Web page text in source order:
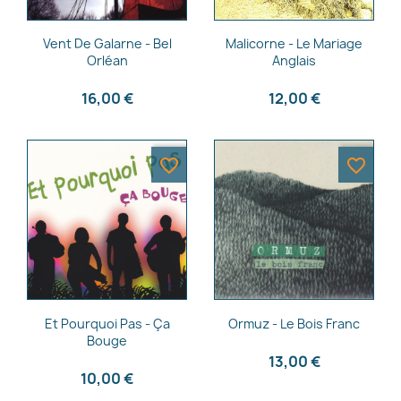
Aperçu rapide
Vent De Galarne - Bel
Orléan
16,00 €
Aperçu rapide
Malicorne - Le Mariage
Anglais
12,00 €
Aperçu rapide
Et Pourquoi Pas - Ça
Bouge
10,00 €
favorite_border
Aperçu rapide
Ormuz - Le Bois Franc
13,00 €
favorite_border